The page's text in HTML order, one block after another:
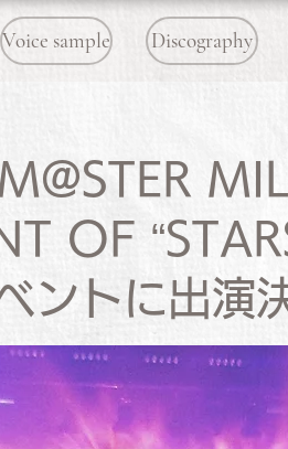
Voice sample Discography
OF
ントに出演